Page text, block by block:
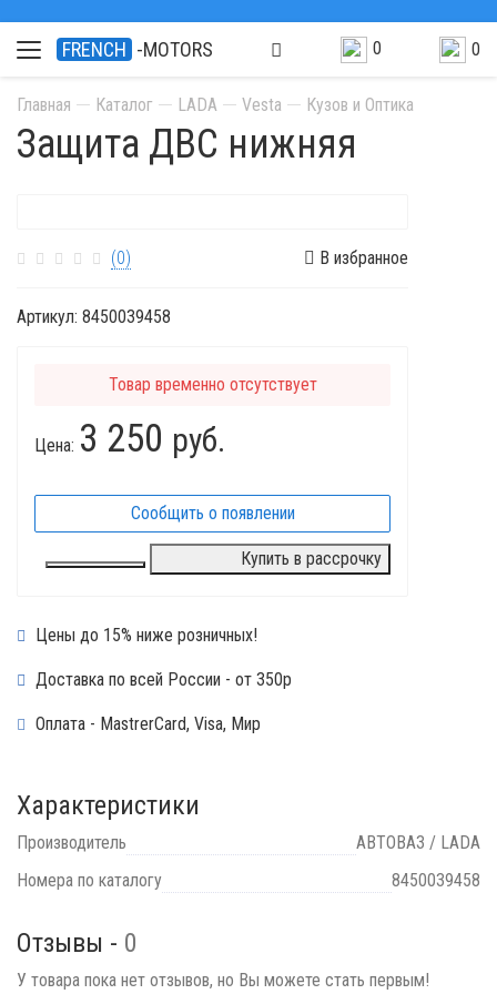
FRENCH -MOTORS 0 0
Главная Каталог LADA Vesta Кузов и Оптика
Защита ДВС нижняя
(0) В избранное
Артикул: 8450039458
Товар временно отсутствует
Цена: 3 250 руб.
Сообщить о появлении
Купить в рассрочку
Цены до 15% ниже розничных!
Доставка по всей России - от 350р
Оплата - MastrerCard, Visa, Мир
Характеристики
Производитель
АВТОВАЗ / LADA
Номера по каталогу
8450039458
Отзывы - 0
У товара пока нет отзывов, но Вы можете стать первым!